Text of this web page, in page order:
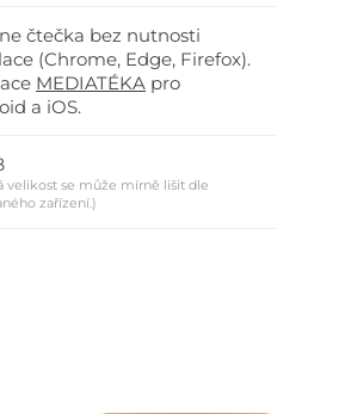
čtečka bez nutnosti
(Chrome, Edge, Firefox).
MEDIATÉKA pro
a iOS.
velikost se může mírně lišit dle
zařízení.)